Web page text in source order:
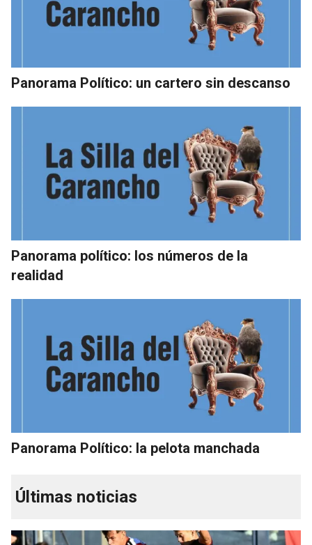
Panorama Político: un cartero sin descanso
Panorama político: los números de la
realidad
Panorama Político: la pelota manchada
Últimas noticias